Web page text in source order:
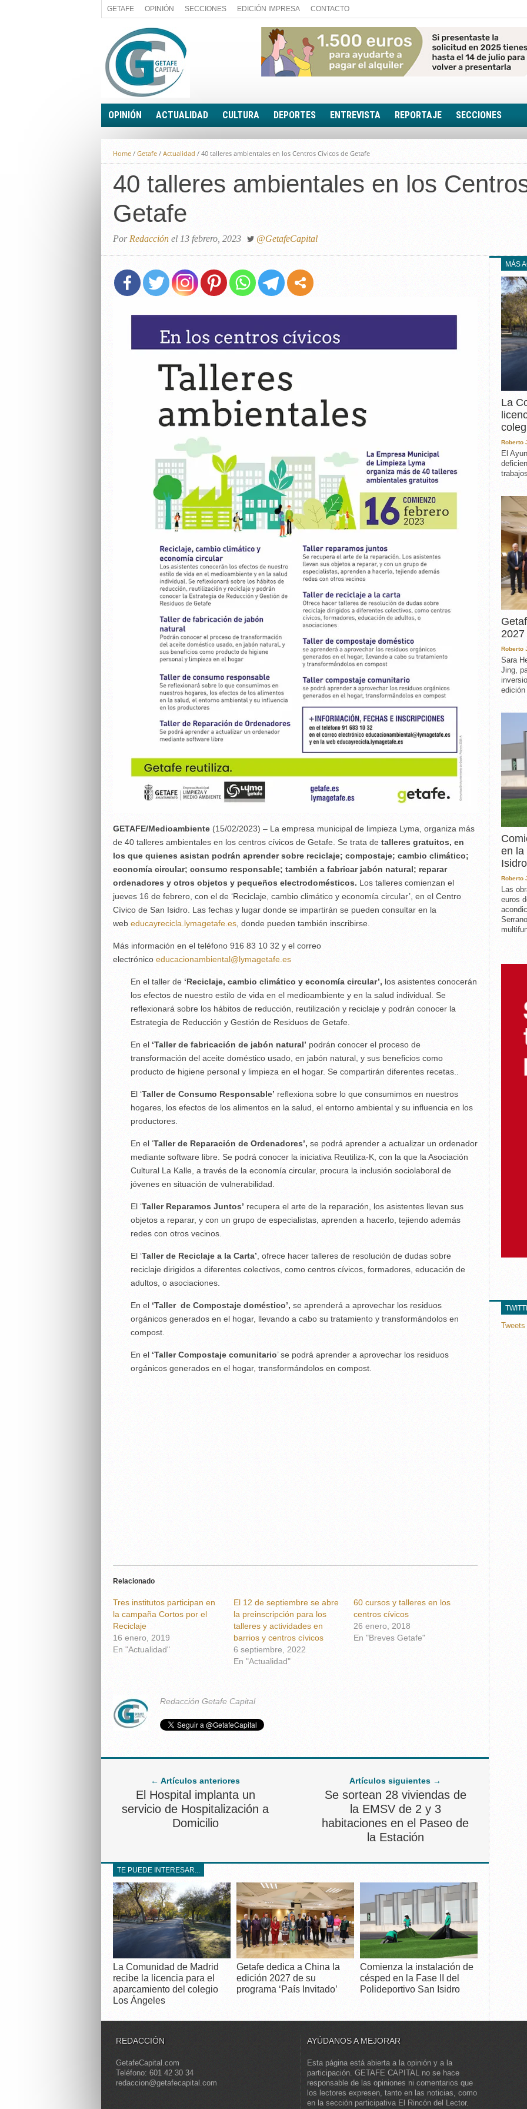
GETAFE OPINIÓN SECCIONES EDICIÓN IMPRESA CONTACTO
OPINIÓN
A FIN DE CUENTAS
PALABRA DE CONCEJAL
LA PIEDRA DE SÍSIFO
EL SACAPUNTAS
TODAS LAS BANDERAS
ROTAS
ACTUALIDAD
POLÍTICA
ECONOMÍA
SOCIEDAD
BREVES
CULTURA DEPORTES ENTREVISTA REPORTAJE SECCIONES
FOTONOTICIA
LOOK TOTAL
RINCÓN
LA VOZ DE LA
EXPERIENCIA
IN MEMORIAM
MEMORIA
UN MINUTO EN EL
Home / Getafe / Actualidad / 40 talleres ambientales en los Centros Cívicos de Getafe
40 talleres ambientales en los
Getafe
Por Redacción el 13 febrero, 2023 @GetafeCapital
GETAFE/Medioambiente (15/02/2023) – La empresa municipal de limpieza Lyma, organiza más
de 40 talleres ambientales en los centros cívicos de Getafe. Se trata de talleres gratuitos, en
los que quienes asistan podrán aprender sobre reciclaje; compostaje; cambio climático;
economía circular; consumo responsable; también a fabricar jabón natural; reparar
ordenadores y otros objetos y pequeños electrodomésticos. Los talleres comienzan el
jueves 16 de febrero, con el de ‘Reciclaje, cambio climático y economía circular’, en el Centro
Cívico de San Isidro. Las fechas y lugar donde se impartirán se pueden consultar en la
web educayrecicla.lymagetafe.es , donde pueden también inscribirse.
Más información en el teléfono 916 83 10 32 y el correo
electrónico educacionambiental@lymagetafe.es
En el taller de ‘Reciclaje, cambio climático y economía circular’, los asistentes conocerán
los efectos de nuestro estilo de vida en el medioambiente y en la salud individual. Se
reflexionará sobre los hábitos de reducción, reutilización y reciclaje y podrán conocer la
Estrategia de Reducción y Gestión de Residuos de Getafe.
En el ‘Taller de fabricación de jabón natural’ podrán conocer el proceso de
transformación del aceite doméstico usado, en jabón natural, y sus beneficios como
producto de higiene personal y limpieza en el hogar. Se compartirán diferentes recetas..
El ‘Taller de Consumo Responsable’ reﬂexiona sobre lo que consumimos en nuestros
hogares, los efectos de los alimentos en la salud, el entorno ambiental y su influencia en los
productores.
En el ‘Taller de Reparación de Ordenadores’, se podrá aprender a actualizar un ordenador
mediante software libre. Se podrá conocer la iniciativa Reutiliza-K, con la que la Asociación
Cultural La Kalle, a través de la economía circular, procura la inclusión sociolaboral de
jóvenes en situación de vulnerabilidad.
El ‘Taller Reparamos Juntos’ recupera el arte de la reparación, los asistentes llevan sus
objetos a reparar, y con un grupo de especialistas, aprenden a hacerlo, tejiendo además
redes con otros vecinos.
El ‘Taller de Reciclaje a la Carta’ , ofrece hacer talleres de resolución de dudas sobre
reciclaje dirigidos a diferentes colectivos, como centros cívicos, formadores, educación de
adultos, o asociaciones.
En el ‘Taller de Compostaje doméstico’, se aprenderá a aprovechar los residuos
orgánicos generados en el hogar, llevando a cabo su tratamiento y transformándolos en
compost.
En el ‘Taller Compostaje comunitario’ se podrá aprender a aprovechar los residuos
orgánicos generados en el hogar, transformándolos en compost.
Relacionado
Tres institutos participan en
la campaña Cortos por el
Reciclaje
16 enero, 2019
En "Actualidad"
El 12 de septiembre se abre
la preinscripción para los
talleres y actividades en
barrios y centros cívicos
6 septiembre, 2022
En "Actualidad"
60 cursos y talleres en los
centros cívicos
26 enero, 2018
En "Breves Getafe"
Redacción Getafe Capital
← Artículos anteriores
El Hospital implanta un
servicio de Hospitalización a
Domicilio
Artículos siguientes →
Se sortean 28 viviendas de
la EMSV de 2 y 3
habitaciones en el Paseo de
la Estación
TE PUEDE INTERESAR...
La Comunidad de Madrid
recibe la licencia para el
aparcamiento del colegio
Los Ángeles
Getafe dedica a China la
edición 2027 de su
programa ‘País Invitado’
Comienza la instalación de
césped en la Fase II del
Polideportivo San Isidro
MÁS
La
Roberto
El
2027
Roberto
Sara
Jing,
en la
Isidro
Roberto
Las
euros
REDACCIÓN
GetafeCapital.com
Teléfono: 601 42 30 34
redaccion@getafecapital.com
AYÚDANOS A MEJORAR
Esta página está abierta a la opinión y a la
participación. GETAFE CAPITAL no se hace
responsable de las opiniones ni comentarios que
los lectores expresen, tanto en las noticias, como
en la sección participativa El Rincón del Lector.